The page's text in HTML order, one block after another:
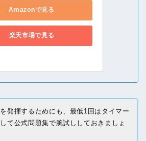
Amazonで見る
楽天市場で見る
発揮するためにも、最低1回はタイマー
て公式問題集で腕試ししておきましょ